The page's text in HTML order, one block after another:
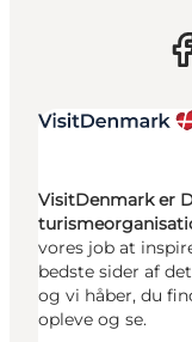
VisitDenmark er
vores job at
bedste sider af
og vi håber, du
opleve og se.